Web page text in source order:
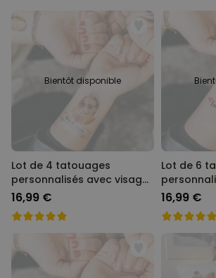
Bientôt disponible
Lot de 4 tatouages
personnalisés avec visage
et bannière
16,99 €
Lot de 6
et texte
16,99 €